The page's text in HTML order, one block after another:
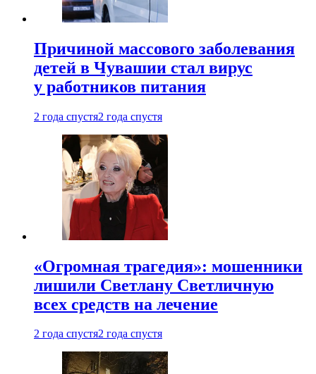
Причиной массового заболевания
детей в Чувашии стал вирус
у работников питания
2 года спустя2 года спустя
«Огромная трагедия»: мошенники
лишили Светлану Светличную
всех средств на лечение
2 года спустя2 года спустя